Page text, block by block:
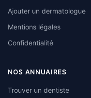
Ajouter un dermatologue
Mentions légales
Confidentialité
NOS ANNUAIRES
Trouver un dentiste